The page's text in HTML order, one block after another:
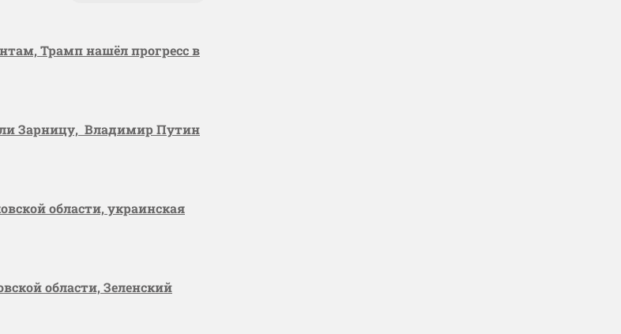
Трамп нашёл прогресс в
Зарницу, Владимир Путин
области, украинская
области, Зеленский